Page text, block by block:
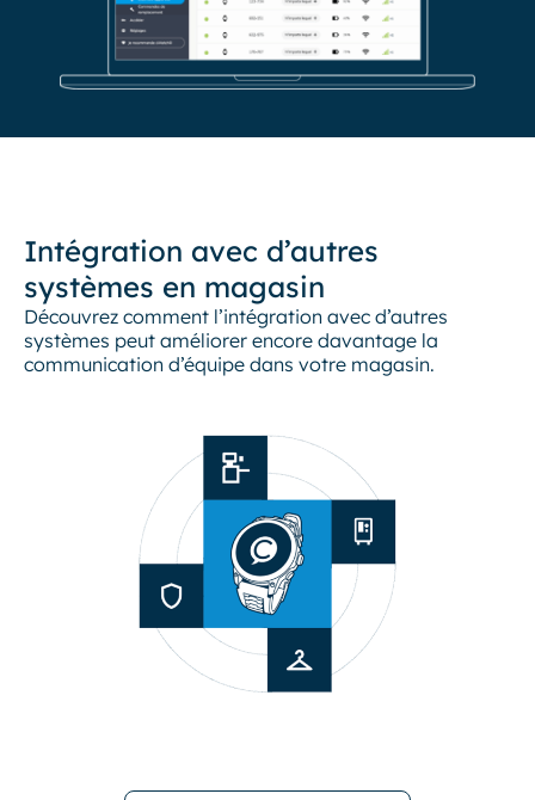
Intégration avec d’autres
systèmes en magasin
Découvrez comment l’intégration avec d’autres
systèmes peut améliorer encore davantage la
communication d’équipe dans votre magasin.